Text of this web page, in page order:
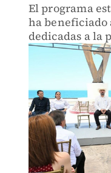
El programa
ha beneficiado
dedicadas a la